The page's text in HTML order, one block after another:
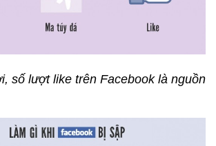
số lượt like trên Facebook là nguồn